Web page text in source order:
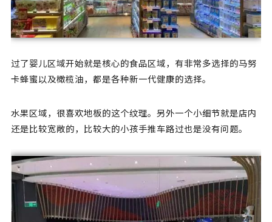
过了婴儿区域开始就是核心的食品区域，有非常多选择的马努
卡蜂蜜以及橄榄油，都是各种新一代健康的选择。
水果区域，很喜欢地板的这个纹理。另外一个小细节就是店内
还是比较宽敞的，比较大的小孩手推车路过也是没有问题。